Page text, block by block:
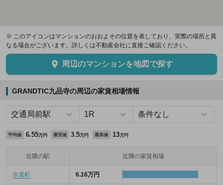
※ このアイコンはマンションのおおよその位置を表しており、実際の場所と異
なる場合がございます。詳しくは不動産会社に直接ご確認ください。
周辺のマンションを地図で探す
GRANDTIC九品寺の周辺の家賃相場情報
平均値 6.55万円 最安値 3.5万円 最高値 13万円
近隣の駅 近隣の家賃相場
水道町 6.16万円